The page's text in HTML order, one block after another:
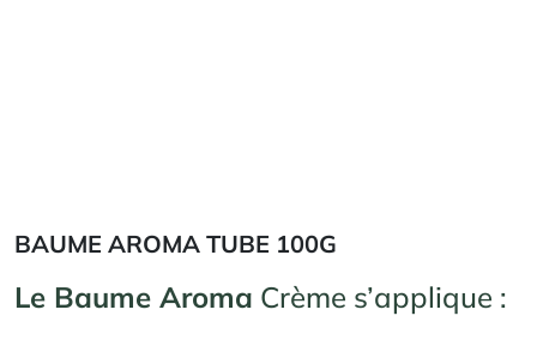
BAUME AROMA TUBE 100G
Le Baume Aroma Crème s’applique :